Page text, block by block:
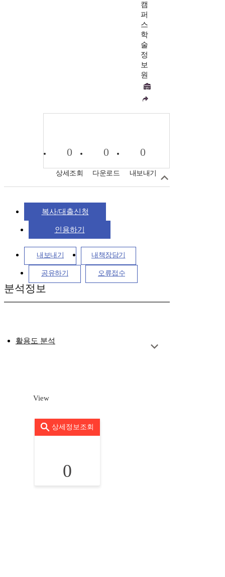
캠
퍼
스
학
술
정
보
원
0
상세조회
0
다운로드
0
내보내기
복사/대출신청
인용하기
내보내기 내책장담기
공유하기 오류접수
분석정보
활용도 분석
View
상세정보조회
0